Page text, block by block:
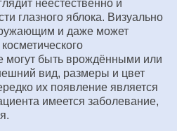
неестественно и
глазного яблока. Визуально
и даже может
могут быть врождёнными или
вид, размеры и цвет
их появление является
имеется заболевание,